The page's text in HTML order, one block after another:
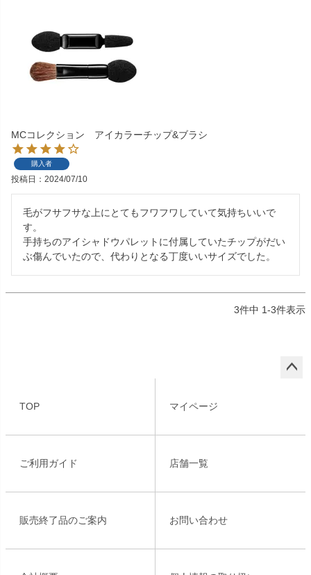
MCコレクション アイカラーチップ&ブラシ
購入者
投稿日 2024/07/10
毛がフサフサな上にとてもフワフワしていて気持ちいいで
す。
手持ちのアイシャドウパレットに付属していたチップがだい
ぶ傷んでいたので、代わりとなる丁度いいサイズでした。
3件中 1-3件表示
TOP マイページ
ご利用ガイド 店舗一覧
販売終了品のご案内 お問い合わせ